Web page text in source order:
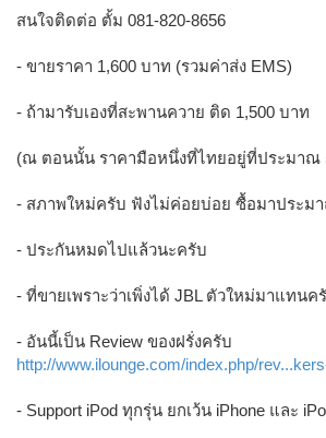
สนใจติดต่อ ตั้ม 081-820-8656
- ขายราคา 1,600 บาท (รวมค่าส่ง EMS)
- ถ้ามารับเองที่สะพานควาย ติด 1,500 บาท
(ณ ตอนนั้น ราคามือหนึ่งที่ไทยอยู่ที่ประมาณ
- สภาพใหม่ครับ ฟังไม่ค่อยบ่อย ซื้อมาประม
- ประกันหมดไปแล้วนะครับ
- ที่ขายเพราะว่าเพิ่งได้ JBL ตัวใหม่มาแทนค
- อันนี้เป็น Review ของฝรั่งครับ
http://www.ilounge.com/index.php/
- Support iPod ทุกรุ่น ยกเว้น iPhone และ